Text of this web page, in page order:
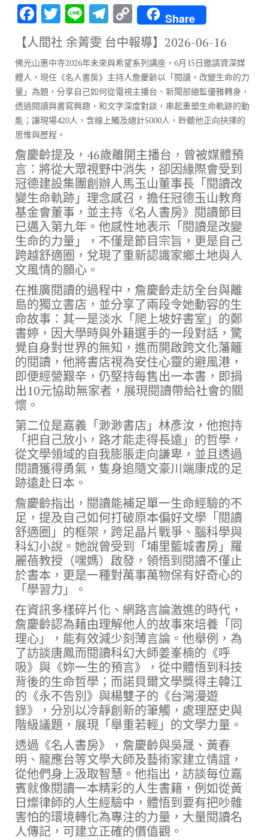
F
ac
e
b
o
o
k
T
w
it
te
r
Li
n
e
T
el
e
gr
a
m
C
o
p
y
Li
n
k
Share
【人間社 余菁雯 台中報導】 2026-06-16
佛光山惠中寺2026年未來與希望系列講座，6月15日邀請資深媒
體人，現任《名人書房》主持人詹慶齡以「閱讀，改變生命的力
量」為題，分享自己如何從電視主播台、新聞部總監優雅轉身，
透過閱讀與書寫興趣，和文字深度對談，串起重塑生命軌跡的動
能；讓現場420人，含線上觸及總計5000人，聆聽他正向抉擇的
思惟與歷程。
詹慶齡提及，46歲離開主播台，曾被媒體預
言：將從大眾視野中消失，卻因緣際會受到
冠德建設集團創辦人馬玉山董事長「閱讀改
變生命軌跡」理念感召，擔任冠德玉山教育
基金會董事，並主持《名人書房》閱讀節目
已邁入第九年。他感性地表示「閱讀是改變
生命的力量」，不僅是節目宗旨，更是自己
跨越舒適圈，兌現了重新認識家鄉土地與人
文風情的願心。
在推廣閱讀的過程中，詹慶齡走訪全台與離
島的獨立書店，並分享了兩段令她動容的生
命故事：其一是淡水「爬上坡好書室」的鄭
書婷，因大學時與外籍選手的一段對話，驚
覺自身對世界的無知，進而開啟跨文化藩籬
的閱讀，他將書店視為安住心靈的避風港，
即便經營艱辛，仍堅持每售出一本書，即捐
出10元協助無家者，展現閱讀帶給社會的關
懷。
第二位是嘉義「渺渺書店」林彥汝，他抱持
「把自己放小，路才能走得長遠」的哲學，
從文學領域的自我膨脹走向謙卑，並且透過
閱讀獲得勇氣，隻身追隨文豪川端康成的足
跡遠赴日本。
詹慶齡指出，閱讀能補足單一生命經驗的不
足，提及自己如何打破原本偏好文學「閱讀
舒適圈」的框架，跨足晶片戰爭、腦科學與
科幻小說。她說曾受到「埔里籃城書房」羅
麗蓓教授（嘿媽）啟發，領悟到閱讀不僅止
於書本，更是一種對萬事萬物保有好奇心的
「學習力」。
在資訊多樣碎片化、網路言論激進的時代，
詹慶齡認為藉由理解他人的故事來培養「同
理心」，能有效減少刻薄言論。他舉例，為
了訪談唐鳳而閱讀科幻大師姜峯楠的《呼
吸》與《妳一生的預言》，從中體悟到科技
背後的生命哲學；而諾貝爾文學獎得主韓江
的《永不告別》與楊雙子的《台灣漫遊
錄》，分別以冷靜創新的筆觸，處理歷史與
階級議題，展現「舉重若輕」的文學力量。
透過《名人書房》，詹慶齡與吳晟、黃春
明、龍應台等文學大師及藝術家建立情誼，
從他們身上汲取智慧。他指出，訪談每位嘉
賓就像閱讀一本精彩的人生書籍，例如從黃
日燦律師的人生經驗中，體悟到要有把吵雜
害怕的環境轉化為專注的力量，大量閱讀名
人傳記，可建立正確的價值觀。